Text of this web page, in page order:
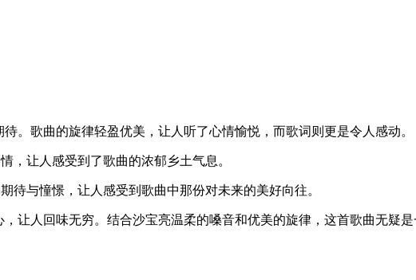
。歌曲的旋律轻盈优美，让人听了心情愉悦，而歌词则更是令人感动。
，让人感受到了歌曲的浓郁乡土气息。
待与憧憬，让人感受到歌曲中那份对未来的美好向往。
让人回味无穷。结合沙宝亮温柔的嗓音和优美的旋律，这首歌曲无疑是